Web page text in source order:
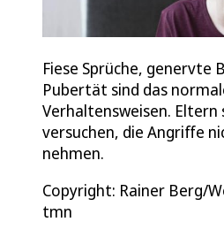
Fiese Sprüche, genervte
Pubertät sind das
Verhaltensweisen. Eltern
versuchen, die Angriffe
nehmen.
Copyright: Rainer Berg/
tmn